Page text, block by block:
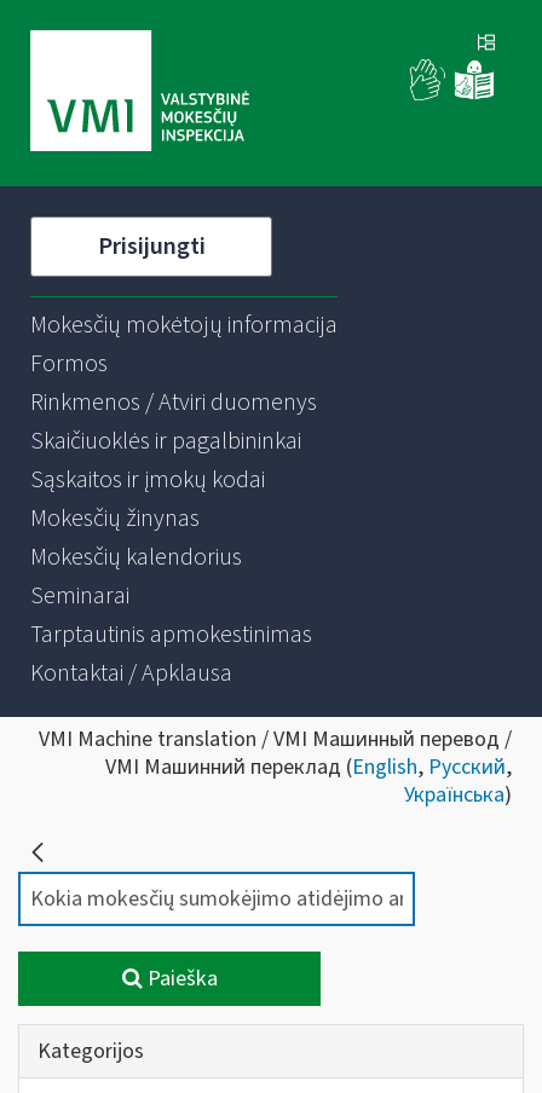
Prisijungti
Mokesčių mokėtojų informacija
Formos
Rinkmenos / Atviri duomenys
Skaičiuoklės ir pagalbininkai
Sąskaitos ir įmokų kodai
Mokesčių žinynas
Mokesčių kalendorius
Seminarai
Tarptautinis apmokestinimas
Kontaktai / Apklausa
VMI Machine translation / VMI Машинный перевод /
VMI Машинний переклад (English, Русский,
Українська)
Paieška
Kategorijos